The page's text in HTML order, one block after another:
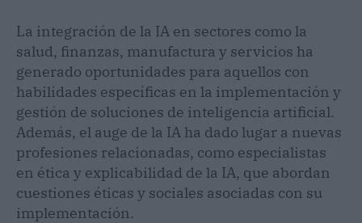
La integración de la IA en sectores como la
salud, finanzas, manufactura y servicios ha
generado oportunidades para aquellos con
habilidades específicas en la implementación y
gestión de soluciones de inteligencia artificial.
Además, el auge de la IA ha dado lugar a nuevas
profesiones relacionadas, como especialistas
en ética y explicabilidad de la IA, que abordan
cuestiones éticas y sociales asociadas con su
implementación.